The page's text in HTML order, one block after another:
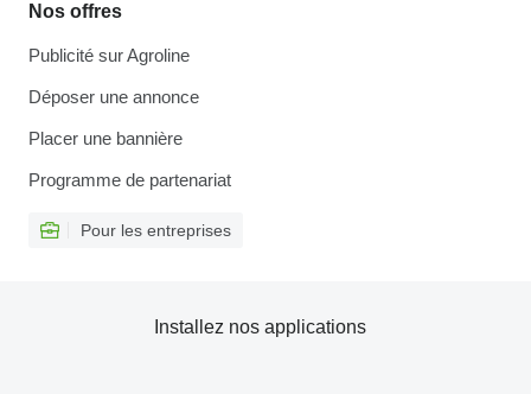
Nos offres
Publicité sur Agroline
Déposer une annonce
Placer une bannière
Programme de partenariat
Pour les entreprises
Installez nos applications